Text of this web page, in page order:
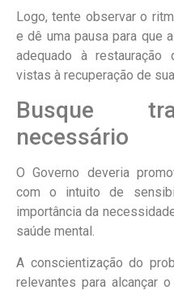
Logo, tente observar o
e dê uma pausa para que
adequado à
vistas à recuperação de
Busque
necessário
O Governo deveria
com o intuito de
importância da
saúde mental.
A conscientização do
relevantes para alcançar